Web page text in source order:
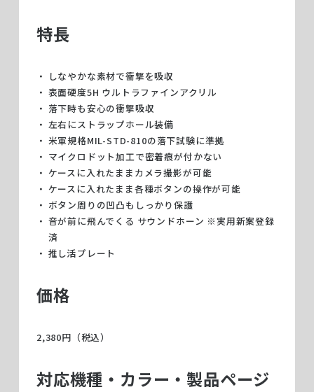
特長
しなやかな素材で衝撃を吸収
表面硬度5H ウルトラファインアクリル
落下時も安心の衝撃吸収
左右にストラップホール装備
米軍規格MIL-STD-810の落下試験に準拠
マイクロドット加工で密着痕が付かない
ケースに入れたままカメラ撮影が可能
ケースに入れたまま各種ボタンの操作が可能
ボタン周りの凹凸もしっかり保護
音が前に飛んでくる サウンドホーン ※実用新案登録
済
推し活プレート
価格
2,380円（税込）
対応機種・カラー・製品ページ